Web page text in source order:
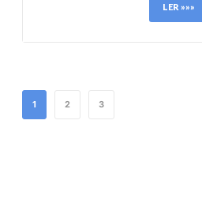
LER »»»
1 2 3